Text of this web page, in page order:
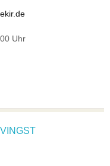
Uhr